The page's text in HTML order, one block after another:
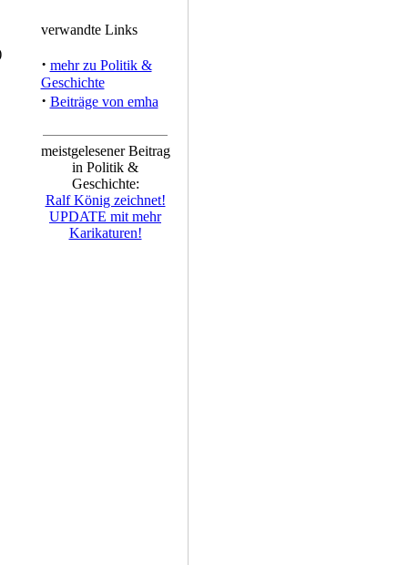
verwandte Links
· mehr zu Politik &
Geschichte
· Beiträge von emha
meistgelesener Beitrag
in Politik &
Geschichte:
Ralf König zeichnet!
UPDATE mit mehr
Karikaturen!